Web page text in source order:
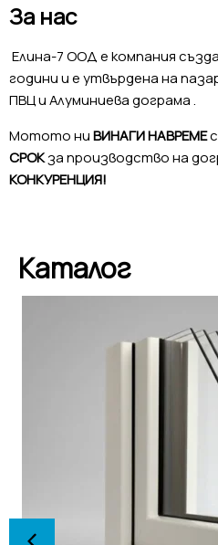
За нас
Елина-7 ООД е компания
години и е утвърдена на
ПВЦ и Алуминиева дограма .
Мотото ниВИНАГИ НАВРЕМЕ
СРОКза производство на
КОНКУРЕНЦИЯ!
Каталог